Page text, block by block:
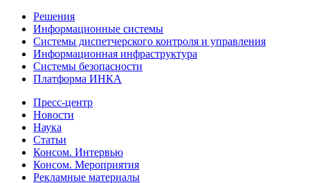
Решения
Информационные системы
Системы диспетчерского контроля и управления
Информационная инфраструктура
Системы безопасности
Платформа ИНКА
Пресс-центр
Новости
Наука
Статьи
Консом. Интервью
Консом. Мероприятия
Рекламные материалы